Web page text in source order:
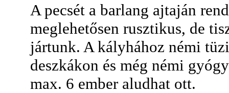
A pecsét a barlang ajtaján
meglehetősen rusztikus, de
jártunk. A kályhához némi
deszkákon és még némi
max. 6 ember aludhat ott.